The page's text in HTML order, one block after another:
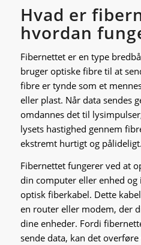
Hvad er
hvordan
Fibernettet er en type
bruger optiske fibre til at
fibre er tynde som et
eller plast. Når data sendes
omdannes det til
lysets hastighed gennem
ekstremt hurtigt og pålideligt.
Fibernettet fungerer ved at
din computer eller enhed
optisk fiberkabel. Dette
en router eller modem, der
dine enheder. Fordi
sende data, kan det